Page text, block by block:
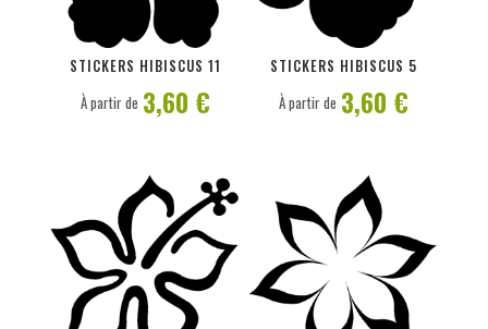
STICKERS HIBISCUS 11
PERSONNALISER
À partir de 3,60 €
STICKERS HIBISCUS 5
PERSONNALISER
À partir de 3,60 €